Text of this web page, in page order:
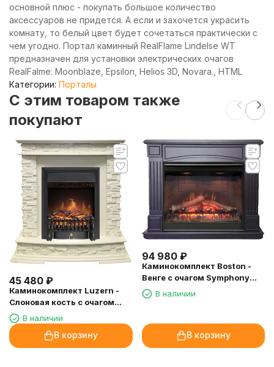
основной плюс - покупать большое количество
аксессуаров не придется. А если и захочется украсить
комнату, то белый цвет будет сочетаться практически с
чем угодно. Портал каминный RealFlame Lindelse WT
предназначен для установки электрических очагов
RealFalme: Moonblaze, Epsilon, Helios 3D, Novara., HTML
Категории: Порталы
C этим товаром также
покупают
45 480 ₽
Каминокомплект Luzern -
Слоновая кость с очагом
Fobos FX Black
В наличии
В корзину
94 980 ₽
Каминокомплект Boston -
Венге с очагом Symphony
26'' DF2608-INT
В наличии
В корзину